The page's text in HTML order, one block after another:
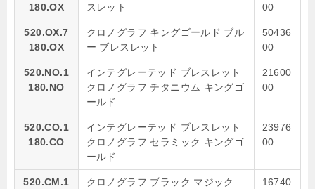
180.OX
スレット
00
520.OX.7
180.OX
クロノグラフ キングゴールド ブル
ー ブレスレット
50436
00
520.NO.1
180.NO
インテグレーテッド ブレスレット
クロノグラフ チタニウム キングゴ
ールド
21600
00
520.CO.1
180.CO
インテグレーテッド ブレスレット
クロノグラフ セラミック キングゴ
ールド
23976
00
520.CM.1
クロノグラフ ブラック マジック
16740